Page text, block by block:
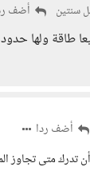
سنتين أضف
طاقة ولها
أضف ردا
تدرك متى تجاوز